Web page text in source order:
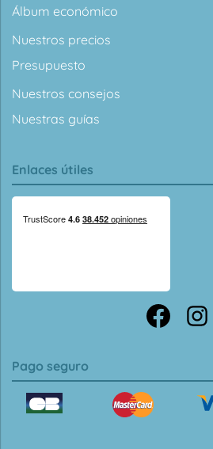
Álbum económico
Nuestros precios
Presupuesto
Nuestros consejos
Nuestras guías
Enlaces útiles
Pago seguro